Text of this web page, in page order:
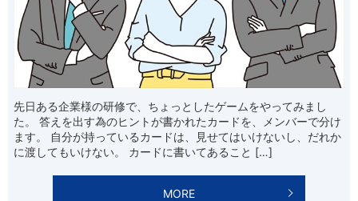
先日ある企業様の研修で、ちょっとしたゲームをやってみまし
た。 答えを出す為のヒントが書かれたカードを、メンバーで分け
ます。 自分が持っているカードは、見せてはいけないし、だれか
に渡してもいけない。 カードに書いてあること […]
MORE